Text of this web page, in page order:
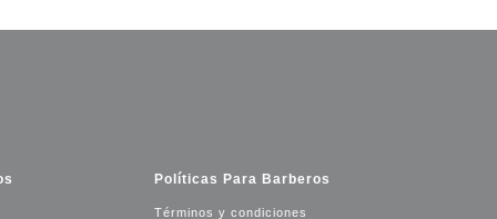
Políticas Para Barberos
Términos y condiciones